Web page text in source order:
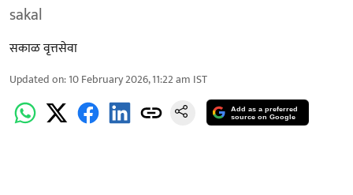
sakal
सकाळ वृत्तसेवा
Updated on:10 February 2026, 11:22 am IST
Add as a preferred
source on Google